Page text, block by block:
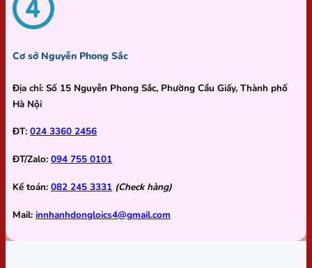
Cơ sở Nguyễn Phong Sắc
Địa chỉ: Số 15 Nguyễn Phong Sắc, Phường Cầu Giấy, Thành phố
Hà Nội
ĐT: 024 3360 2456
ĐT/Zalo: 094 755 0101
Kế toán: 082 245 3331 (Check hàng)
Mail: innhanhdongloics4@gmail.com